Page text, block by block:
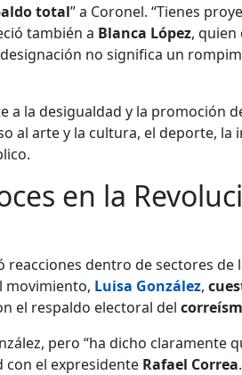
total” a Coronel. “Tienes
también a Blanca López, quien
no significa un
a la desigualdad y la promoción
al arte y la cultura, el deporte, la
en la
reacciones dentro de sectores de
movimiento, Luisa González,
el respaldo electoral del
pero “ha dicho claramente
con el expresidente Rafael Correa.